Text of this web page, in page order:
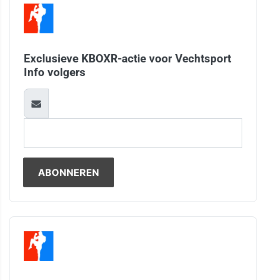
Exclusieve KBOXR-actie voor Vechtsport
Info volgers